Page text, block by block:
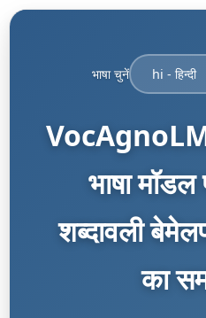
भाषा चुनें
भाषा मॉडल
शब्दावली
का